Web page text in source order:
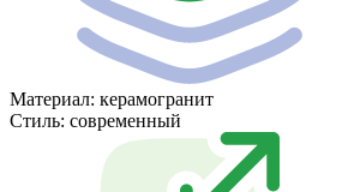
Материал: керамогранит
Стиль: современный